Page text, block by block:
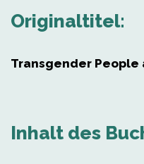
Originaltitel:
Transgender People
Inhalt des